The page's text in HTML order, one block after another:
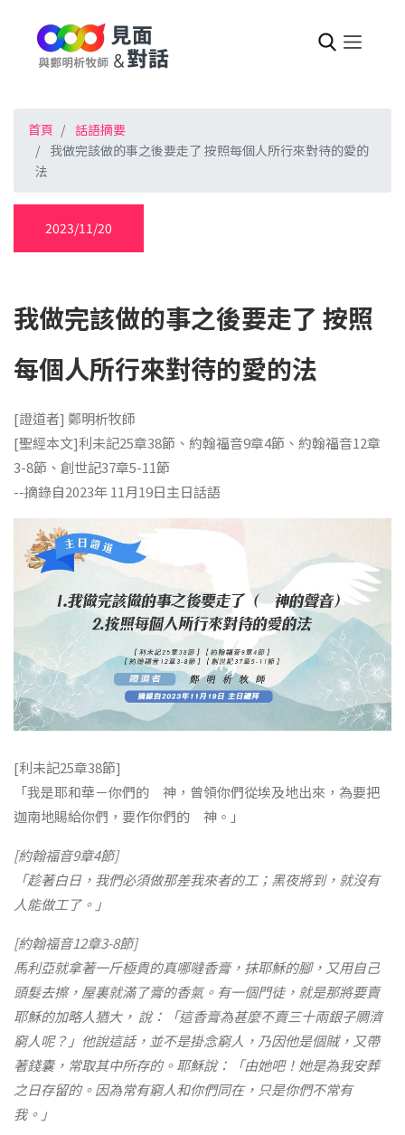
首頁
話語摘要
我做完該做的事之後要走了 按照每個人所行來對待的愛的
法
2023/11/20
我做完該做的事之後要走了 按照
每個人所行來對待的愛的法
[證道者] 鄭明析牧師
[聖經本文]利未記25章38節、約翰福音9章4節、約翰福音12章
3-8節、創世記37章5-11節
--摘錄自2023年 11月19日主日話語
[利未記25章38節]
「我是耶和華－你們的 神，曾領你們從埃及地出來，為要把
迦南地賜給你們，要作你們的 神。」
[約翰福音9章4節]
「趁著白日，我們必須做那差我來者的工；黑夜將到，就沒有
人能做工了。」
[約翰福音12章3-8節]
馬利亞就拿著一斤極貴的真哪噠香膏，抹耶穌的腳，又用自己
頭髮去擦，屋裏就滿了膏的香氣。有一個門徒，就是那將要賣
耶穌的加略人猶大， 說：「這香膏為甚麼不賣三十兩銀子賙濟
窮人呢？」他說這話，並不是掛念窮人，乃因他是個賊，又帶
著錢囊，常取其中所存的。耶穌說：「由她吧！她是為我安葬
之日存留的。因為常有窮人和你們同在，只是你們不常有
我。」